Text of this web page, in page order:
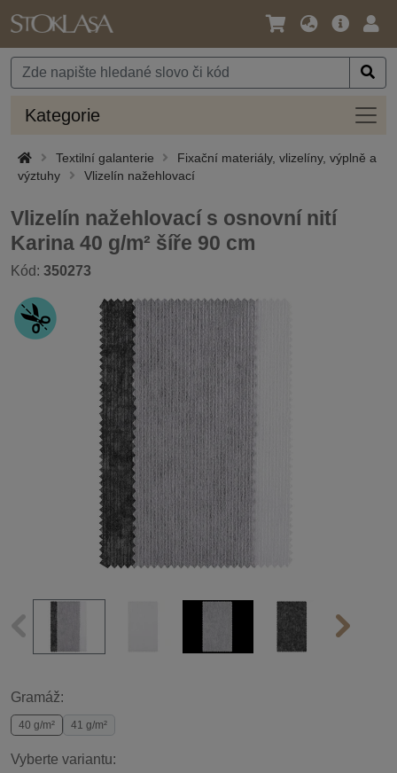
Jazyk
Měna
Hlavní
Kategorie
Textilní galanterie
Fixační materiály, vlizelíny, výplně a
výztuhy
Vlizelín nažehlovací
Vlizelín nažehlovací s osnovní nití
Karina 40 g/m² šíře 90 cm
Kód: 350273
Gramáž:
40 g/m² 41 g/m²
Vyberte variantu: